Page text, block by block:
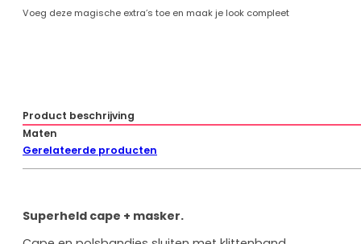
Belle
Doornroosje
Rapunzel
Elsa
Voeg deze magische extra’s toe en maak je look compleet
Product beschrijving
Maten
Gerelateerde producten
Superheld cape + masker.